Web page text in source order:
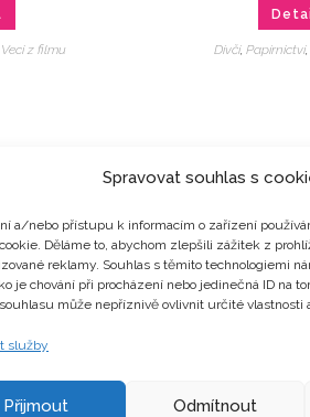
Spravovat souhlas s
a/nebo přístupu k informacím o zařízení
Děláme to, abychom zlepšili zážitek z
reklamy. Souhlas s těmito technologiemi
je chování při procházení nebo jedinečná ID na
může nepříznivě ovlivnit určité vlastnosti
služby
Přijmout Odmítnout
Veci z filmu Dívčí, Papírnictví,